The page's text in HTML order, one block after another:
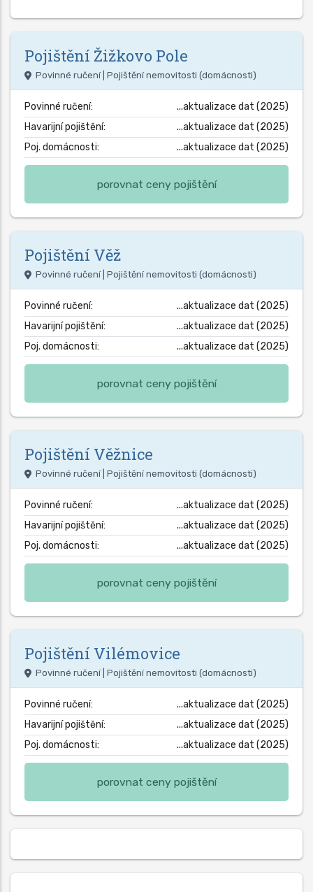
Pojištění Žižkovo Pole
Povinné ručení | Pojištění nemovitosti (domácnosti)
Povinné ručení:
...aktualizace dat (2025)
Havarijní pojištění:
...aktualizace dat (2025)
Poj. domácnosti:
...aktualizace dat (2025)
porovnat ceny pojištění
Pojištění Věž
Povinné ručení | Pojištění nemovitosti (domácnosti)
Povinné ručení:
...aktualizace dat (2025)
Havarijní pojištění:
...aktualizace dat (2025)
Poj. domácnosti:
...aktualizace dat (2025)
porovnat ceny pojištění
Pojištění Věžnice
Povinné ručení | Pojištění nemovitosti (domácnosti)
Povinné ručení:
...aktualizace dat (2025)
Havarijní pojištění:
...aktualizace dat (2025)
Poj. domácnosti:
...aktualizace dat (2025)
porovnat ceny pojištění
Pojištění Vilémovice
Povinné ručení | Pojištění nemovitosti (domácnosti)
Povinné ručení:
...aktualizace dat (2025)
Havarijní pojištění:
...aktualizace dat (2025)
Poj. domácnosti:
...aktualizace dat (2025)
porovnat ceny pojištění